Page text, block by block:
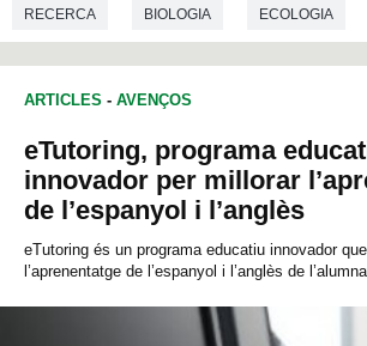
RECERCA BIOLOGIA ECOLOGIA
ARTICLES - AVENÇOS
eTutoring, programa
innovador per millorar
de l’espanyol i l’anglès
eTutoring és un programa educatiu innovador
l’aprenentatge de l’espanyol i l’anglès de